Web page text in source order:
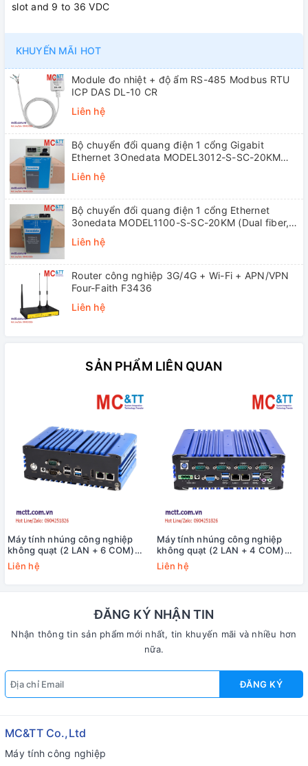
slot and 9 to 36 VDC
KHUYẾN MÃI HOT
Module đo nhiệt + độ ẩm RS-485 Modbus RTU
ICP DAS DL-10 CR
Liên hệ
Bộ chuyển đổi quang điện 1 cổng Gigabit
Ethernet 3Onedata MODEL3012-S-SC-20KM
Liên hệ
Bộ chuyển đổi quang điện 1 cổng Ethernet
3onedata MODEL1100-S-SC-20KM (Dual fiber,
Liên hệ
Router công nghiệp 3G/4G + Wi-Fi + APN/VPN
Four-Faith F3436
Liên hệ
SẢN PHẨM LIÊN QUAN
Máy tính nhúng công nghiệp
không quạt (2 LAN + 6 COM)
MCTT MBOX-ARM-2L6C
Liên hệ
Máy tính nhúng công nghiệp
không quạt (2 LAN + 4 COM)
MCTT MBOX-2L4C
Liên hệ
ĐĂNG KÝ NHẬN TIN
Nhận thông tin sản phẩm mới nhất, tin khuyến mãi và nhiều hơn
nữa.
ĐĂNG KÝ
MC&TT Co.,Ltd
Máy tính công nghiệp